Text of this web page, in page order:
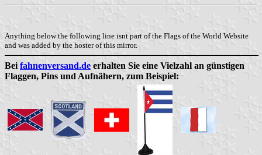
Anything below the following line isnt part of the Flags of the World Website
and was added by the hoster of this mirror.
Bei fahnenversand.de erhalten Sie eine Vielzahl an günstigen
Flaggen, Pins und Aufnähern, zum Beispiel: